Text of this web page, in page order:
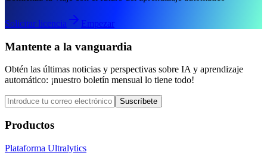
Solicitar licencia Empezar
Mantente a la vanguardia
Obtén las últimas noticias y perspectivas sobre IA y aprendizaje
automático: ¡nuestro boletín mensual lo tiene todo!
Suscríbete
Productos
Plataforma Ultralytics